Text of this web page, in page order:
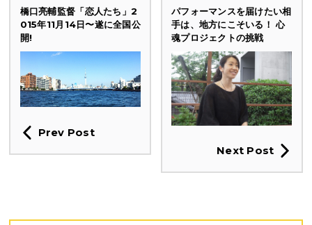
橋口亮輔監督「恋人たち」2
015年11月14日〜遂に全国公
開!
Prev Post
パフォーマンスを届けたい相
手は、地方にこそいる！ 心
魂プロジェクトの挑戦
Next Post